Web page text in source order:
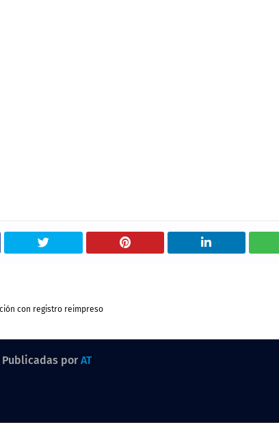
con registro reimpreso
Publicadas por AT